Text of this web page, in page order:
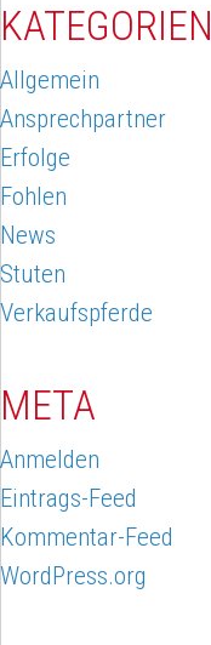
KATEGORIEN
Allgemein
Ansprechpartner
Erfolge
Fohlen
News
Stuten
Verkaufspferde
META
Anmelden
Eintrags-Feed
Kommentar-Feed
WordPress.org